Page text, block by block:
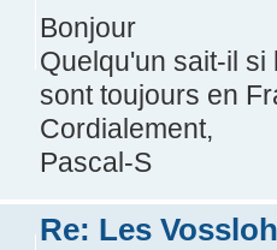
Bonjour
Quelqu'un sait-il si
sont toujours en
Cordialement,
Pascal-S
Re: Les